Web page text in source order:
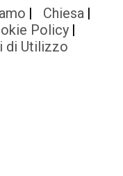
Chiesa
Policy
di Utilizzo